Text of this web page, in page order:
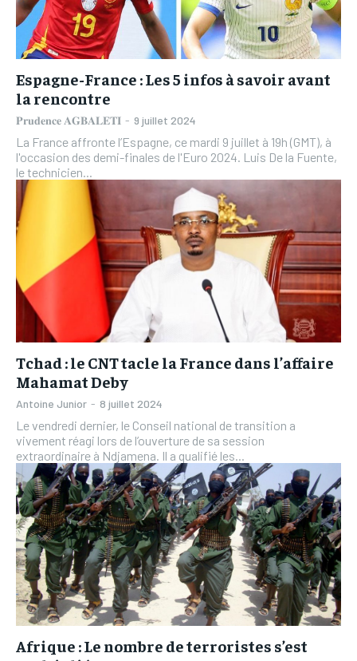
Espagne-France : Les 5 infos à savoir avant
la rencontre
𝐏𝐫𝐮𝐝𝐞𝐧𝐜𝐞 𝐀𝐆𝐁𝐀𝐋𝐄𝐓𝐈 - 9 juillet 2024
La France affronte l’Espagne, ce mardi 9 juillet à 19h (GMT), à
l'occasion des demi-finales de l'Euro 2024. Luis De la Fuente,
le technicien...
Tchad : le CNT tacle la France dans l’affaire
Mahamat Deby
Antoine Junior - 8 juillet 2024
Le vendredi dernier, le Conseil national de transition a
vivement réagi lors de l’ouverture de sa session
extraordinaire à Ndjamena. Il a qualifié les...
Afrique : Le nombre de terroristes s’est